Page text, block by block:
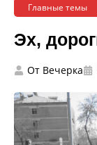
Главные темы
Эх,
От Вечерка